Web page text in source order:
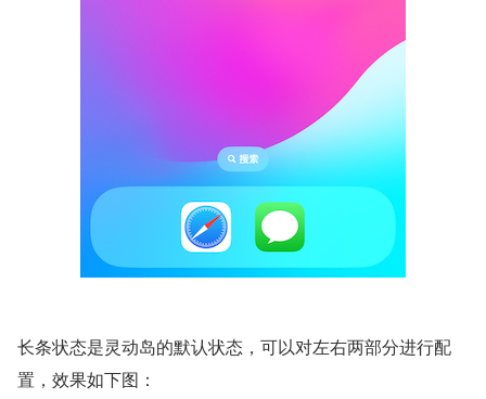
长条状态是灵动岛的默认状态，可以对左右两部分进行配
置，效果如下图：